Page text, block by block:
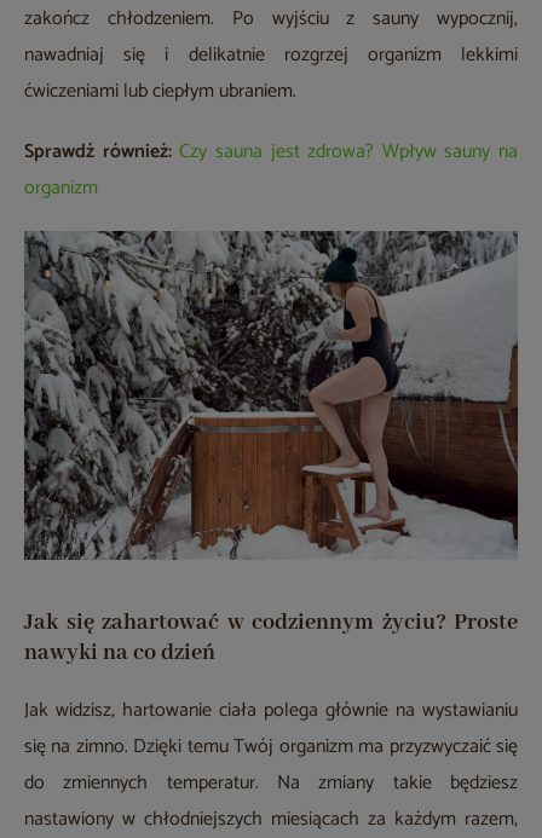
zakończ chłodzeniem. Po wyjściu z sauny wypocznij,
nawadniaj się i delikatnie rozgrzej organizm lekkimi
ćwiczeniami lub ciepłym ubraniem.
Sprawdź również: Czy sauna jest zdrowa? Wpływ sauny na
organizm
Jak się zahartować w codziennym życiu? Proste
nawyki na co dzień
Jak widzisz, hartowanie ciała polega głównie na wystawianiu
się na zimno. Dzięki temu Twój organizm ma przyzwyczaić się
do zmiennych temperatur. Na zmiany takie będziesz
nastawiony w chłodniejszych miesiącach za każdym razem,